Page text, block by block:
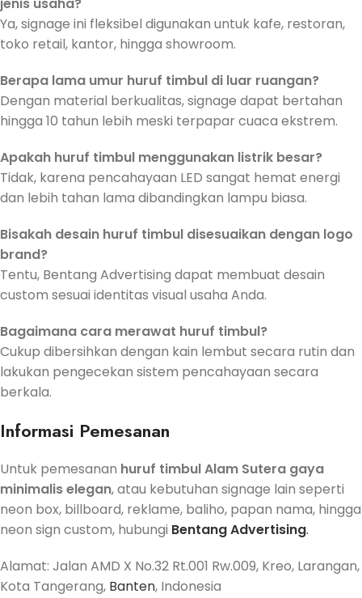
jenis usaha?
Ya, signage ini fleksibel digunakan untuk kafe, restoran,
toko retail, kantor, hingga showroom.
Berapa lama umur huruf timbul di luar ruangan?
Dengan material berkualitas, signage dapat bertahan
hingga 10 tahun lebih meski terpapar cuaca ekstrem.
Apakah huruf timbul menggunakan listrik besar?
Tidak, karena pencahayaan LED sangat hemat energi
dan lebih tahan lama dibandingkan lampu biasa.
Bisakah desain huruf timbul disesuaikan dengan logo
brand?
Tentu, Bentang Advertising dapat membuat desain
custom sesuai identitas visual usaha Anda.
Bagaimana cara merawat huruf timbul?
Cukup dibersihkan dengan kain lembut secara rutin dan
lakukan pengecekan sistem pencahayaan secara
berkala.
Informasi Pemesanan
Untuk pemesanan huruf timbul Alam Sutera gaya
minimalis elegan, atau kebutuhan signage lain seperti
neon box, billboard, reklame, baliho, papan nama, hingga
neon sign custom, hubungi Bentang Advertising.
Alamat: Jalan AMD X No.32 Rt.001 Rw.009, Kreo, Larangan,
Kota Tangerang, Banten, Indonesia